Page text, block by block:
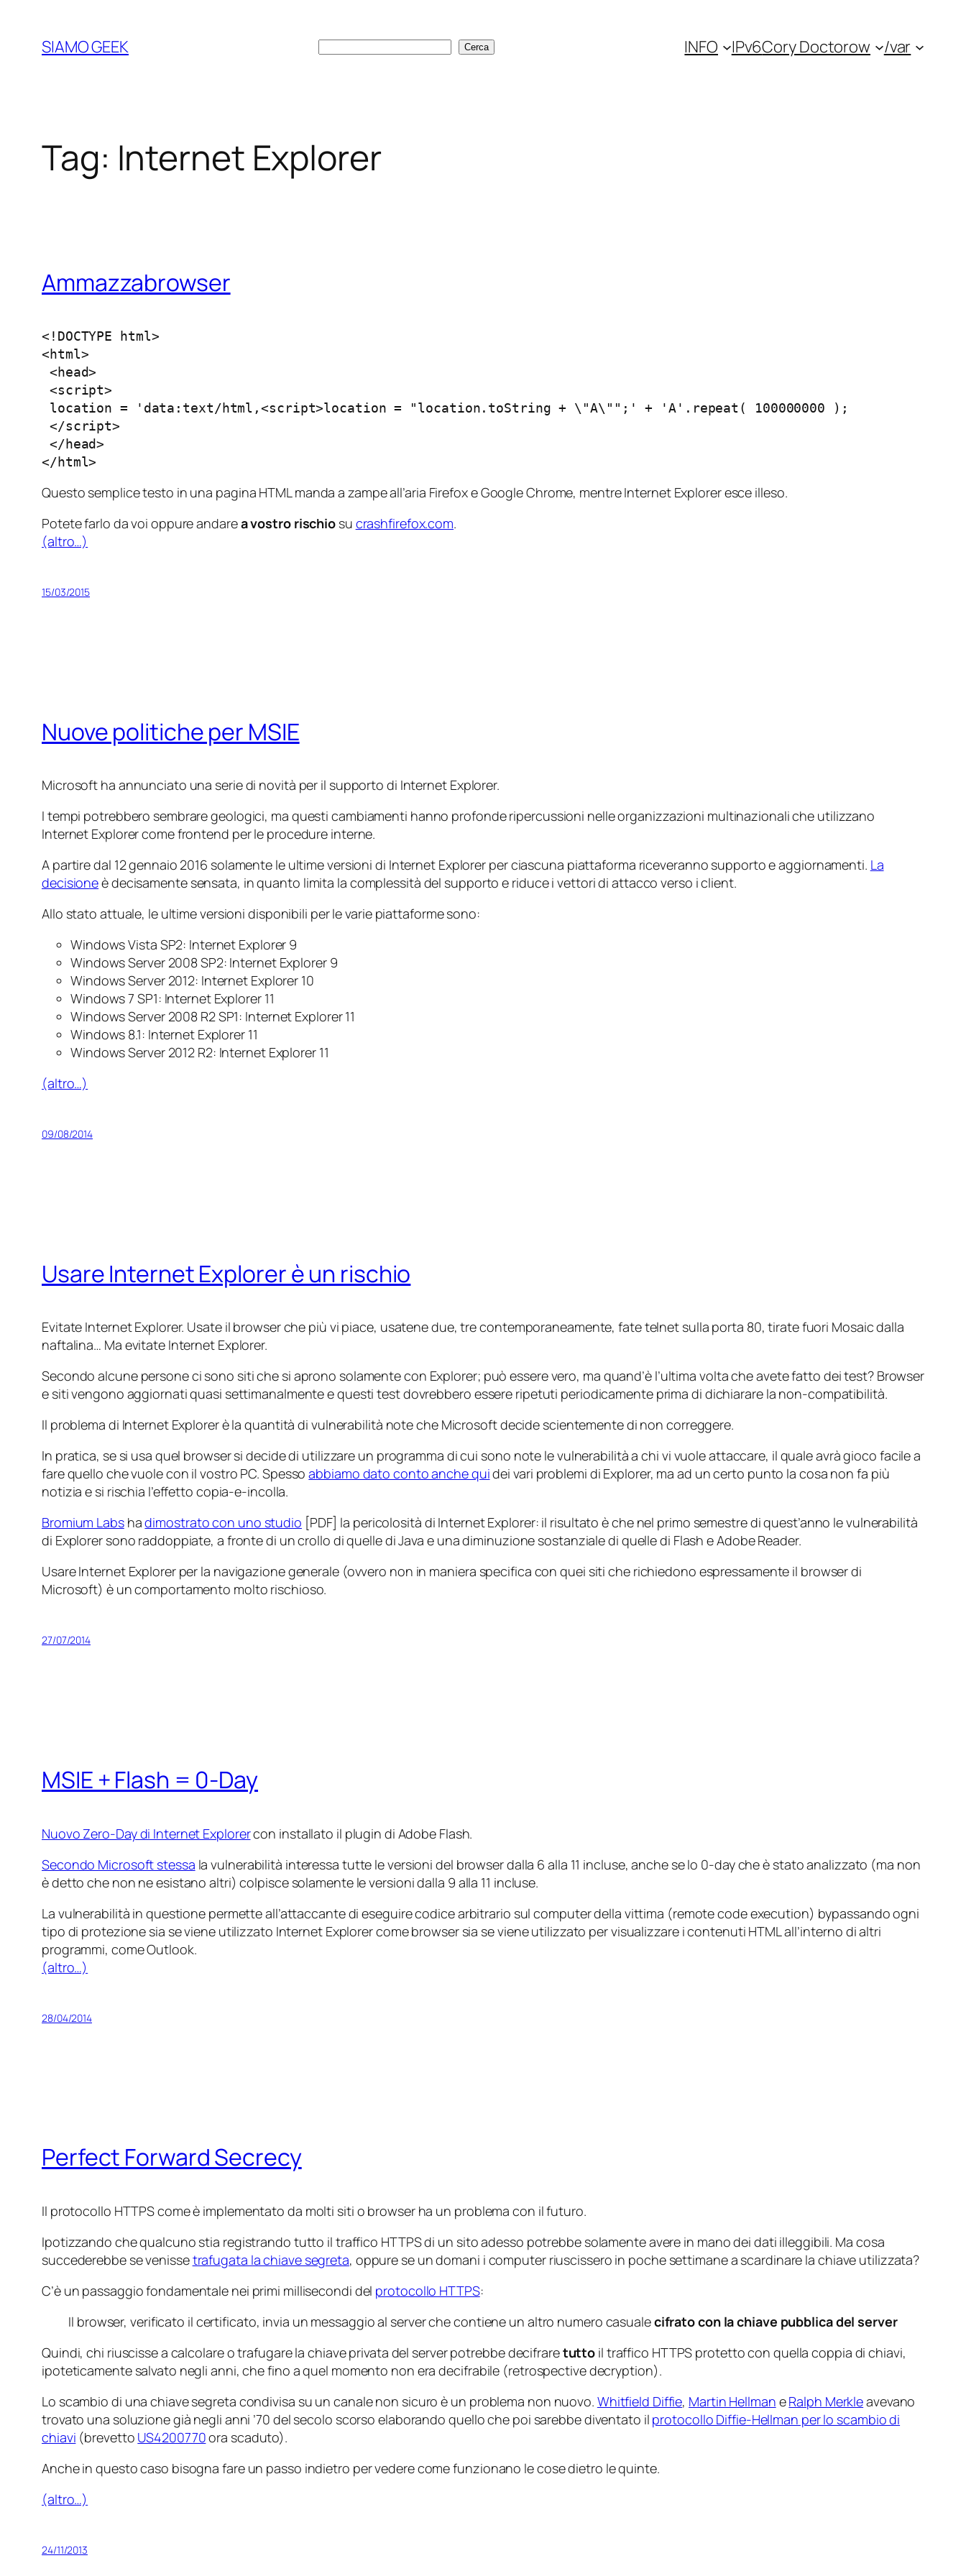
contenuto
SIAMO GEEK Cerca Cerca INFO IPv6Cory Doctorow /var
Tag: Internet Explorer
Ammazzabrowser
<!DOCTYPE html>
<html>
<head>
<script>
location = 'data:text/html,<script>location = "location.toString + \"A\"";' + 'A'.repeat( 100000000 );
</script>
</head>
</html>
Questo semplice testo in una pagina HTML manda a zampe all’aria Firefox e Google Chrome, mentre Internet Explorer esce illeso.
Potete farlo da voi oppure andarea vostro rischio su crashfirefox.com.
(altro…)
15/03/2015
Nuove politiche per MSIE
Microsoft ha annunciato una serie di novità per il supporto di Internet Explorer.
I tempi potrebbero sembrare geologici, ma questi cambiamenti hanno profonde ripercussioni nelle organizzazioni multinazionali che utilizzano
Internet Explorer come frontend per le procedure interne.
A partire dal 12 gennaio 2016 solamente le ultime versioni di Internet Explorer per ciascuna piattaforma riceveranno supporto e aggiornamenti. La
decisioneè decisamente sensata, in quanto limita la complessità del supporto e riduce i vettori di attacco verso i client.
Allo stato attuale, le ultime versioni disponibili per le varie piattaforme sono:
Windows Vista SP2: Internet Explorer 9
Windows Server 2008 SP2: Internet Explorer 9
Windows Server 2012: Internet Explorer 10
Windows 7 SP1: Internet Explorer 11
Windows Server 2008 R2 SP1: Internet Explorer 11
Windows 8.1: Internet Explorer 11
Windows Server 2012 R2: Internet Explorer 11
(altro…)
09/08/2014
Usare Internet Explorer è un rischio
Evitate Internet Explorer. Usate il browser che più vi piace, usatene due, tre contemporaneamente, fate telnet sulla porta 80, tirate fuori Mosaic dalla
naftalina… Ma evitate Internet Explorer.
Secondo alcune persone ci sono siti che si aprono solamente con Explorer; può essere vero, ma quand’è l’ultima volta che avete fatto dei test? Browser
e siti vengono aggiornati quasi settimanalmente e questi test dovrebbero essere ripetuti periodicamente prima di dichiarare la non-compatibilità.
Il problema di Internet Explorer è la quantità di vulnerabilità note che Microsoft decide scientemente di non correggere.
In pratica, se si usa quel browser si decide di utilizzare un programma di cui sono note le vulnerabilità a chi vi vuole attaccare, il quale avrà gioco facile a
fare quello che vuole con il vostro PC. Spessoabbiamo dato conto anche quidei vari problemi di Explorer, ma ad un certo punto la cosa non fa più
notizia e si rischia l’effetto copia-e-incolla.
Bromium Labshadimostrato con uno studio [PDF] la pericolosità di Internet Explorer: il risultato è che nel primo semestre di quest’anno le vulnerabilità
di Explorer sono raddoppiate, a fronte di un crollo di quelle di Java e una diminuzione sostanziale di quelle di Flash e Adobe Reader.
Usare Internet Explorer per la navigazione generale (ovvero non in maniera specifica con quei siti che richiedono espressamente il browser di
Microsoft) è un comportamento molto rischioso.
27/07/2014
MSIE + Flash = 0-Day
Nuovo Zero-Day di Internet Explorercon installato il plugin di Adobe Flash.
Secondo Microsoft stessa la vulnerabilità interessa tutte le versioni del browser dalla 6 alla 11 incluse, anche se lo 0-day che è stato analizzato (ma non
è detto che non ne esistano altri) colpisce solamente le versioni dalla 9 alla 11 incluse.
La vulnerabilità in questione permette all’attaccante di eseguire codice arbitrario sul computer della vittima (remote code execution) bypassando ogni
tipo di protezione sia se viene utilizzato Internet Explorer come browser sia se viene utilizzato per visualizzare i contenuti HTML all’interno di altri
programmi, come Outlook.
(altro…)
28/04/2014
Perfect Forward Secrecy
Il protocollo HTTPS come è implementato da molti siti o browser ha un problema con il futuro.
Ipotizzando che qualcuno stia registrando tutto il traffico HTTPS di un sito adesso potrebbe solamente avere in mano dei dati illeggibili. Ma cosa
succederebbe se venissetrafugata la chiave segreta, oppure se un domani i computer riuscissero in poche settimane a scardinare la chiave utilizzata?
C’è un passaggio fondamentale nei primi millisecondi del protocollo HTTPS:
Il browser, verificato il certificato, invia un messaggio al server che contiene un altro numero casualecifrato con la chiave pubblica del server
Quindi, chi riuscisse a calcolare o trafugare la chiave privata del server potrebbe decifraretutto il traffico HTTPS protetto con quella coppia di chiavi,
ipoteticamente salvato negli anni, che fino a quel momento non era decifrabile (retrospective decryption).
Lo scambio di una chiave segreta condivisa su un canale non sicuro è un problema non nuovo. Whitfield Diffie, Martin Hellman eRalph Merkleavevano
trovato una soluzione già negli anni ’70 del secolo scorso elaborando quello che poi sarebbe diventato il protocollo Diffie-Hellman per lo scambio di
chiavi (brevetto US4200770ora scaduto).
Anche in questo caso bisogna fare un passo indietro per vedere come funzionano le cose dietro le quinte.
(altro…)
24/11/2013